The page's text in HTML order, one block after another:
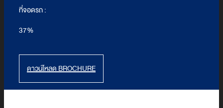
ที่จอดรถ :
37%
ดาวน์โหลด BROCHURE